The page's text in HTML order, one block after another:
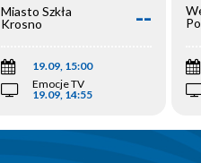
Miasto Szkła
Krosno
--
19.09, 15:00
Emocje TV
19.09, 14:55